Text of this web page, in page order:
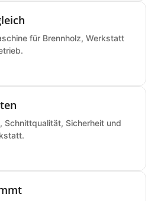
für Brennholz, Werkstatt
Schnittqualität, Sicherheit und